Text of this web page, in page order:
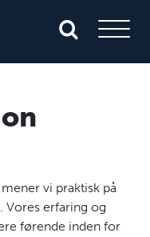
vi praktisk på
Vores erfaring og
førende inden for